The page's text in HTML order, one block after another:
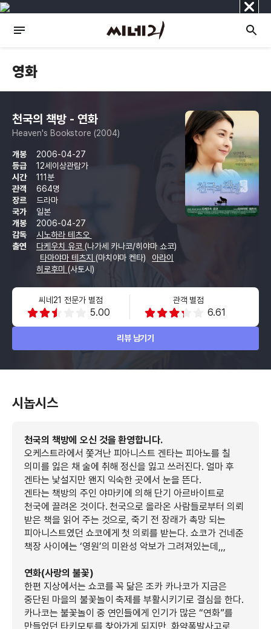
닫
기
영화
천국의 책방 - 연화
Heaven's Bookstore (2004)
개봉
2006-04-27
등급
12세이상관람가
시간
111분
관객
664명
장르
드라마
국가
일본
개봉
2006-04-27
감독
시노하라 테츠오
출연
다케우치 유코 (나가세 카나코/히야마 쇼코)
타마야마 테츠지 (마치야마 켄타)
아라이
히로후미 (사토시)
씨네21 전문가 별점
5.00
관객 별점
6.61
리뷰 남기기
시놉시스
천국의 책방에 오신 것을 환영합니다.
오케스트라에서 쫓겨난 피아니스트 겐타는 피아노를 칠
의미를 잃은 채 술에 취해 정신을 잃고 쓰러진다. 얼마 후
겐타는 낯설지만 왠지 익숙한 곳에서 눈을 뜬다.
겐타는 책방의 주인 야마키에 의해 단기 아르바이트로
천국에 끌려온 것이다. 천국으로 올라온 사람들로부터 의뢰
받은 책을 읽어 주는 것으로, 죽기 전 장래가 촉망 되는
피아니스트였던 쇼코에게 첫 의뢰를 받는다. 쇼코가 건네준
책장 사이에는 ‘영원’의 미완성 악보가 그려져있는데,,,
연화(사랑의 불꽃)
한편 지상에서는 쇼코를 꼭 닮은 조카 카나코가 지금은
중단된 마을의 불꽃놀이 축제를 부활시키기로 결심을 한다.
카나코는 불꽃놀이 중 연인들에게 인기가 많은 “연화”를
만들었던 타키모토를 찾아가게 되지만, 화약폭발사고로